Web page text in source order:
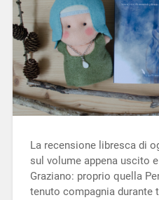
La recensione libresca di
sul volume appena uscito
Graziano: proprio quella
tenuto compagnia durante